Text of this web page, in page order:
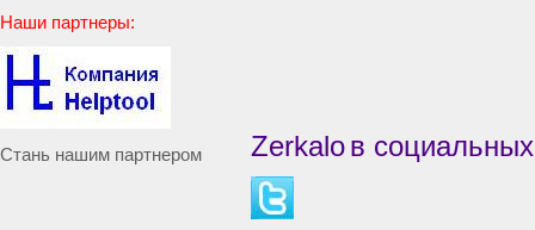
Наши партнеры:
Стань нашим партнером Zerkaloв